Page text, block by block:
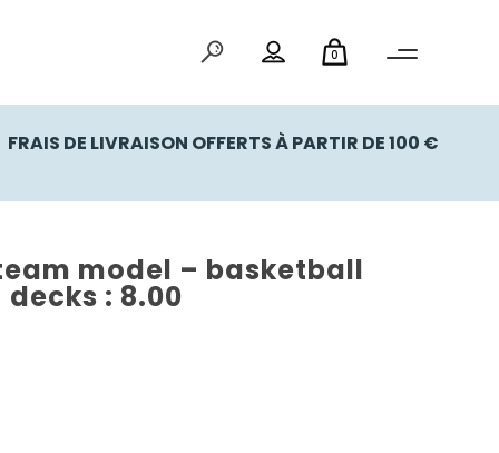
0
FRAIS DE LIVRAISON OFFERTS À PARTIR DE 100 €
model – basketball
: 8.00